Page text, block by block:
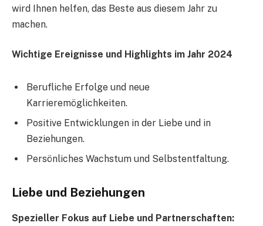
wird Ihnen helfen, das Beste aus diesem Jahr zu
machen.
Wichtige Ereignisse und Highlights im Jahr 2024
Berufliche Erfolge und neue
Karrieremöglichkeiten.
Positive Entwicklungen in der Liebe und in
Beziehungen.
Persönliches Wachstum und Selbstentfaltung.
Liebe und Beziehungen
Spezieller Fokus auf Liebe und Partnerschaften: